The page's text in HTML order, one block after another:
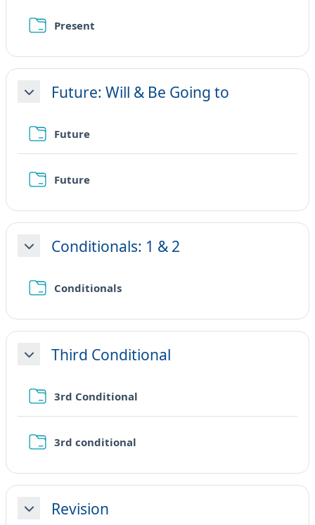
Present
MinimizzaFuture: Will & Be Going to
FutureCartella
FutureCartella
MinimizzaConditionals: 1 & 2
ConditionalsCartella
MinimizzaThird Conditional
3rd Conditional
3rd conditional
MinimizzaRevision